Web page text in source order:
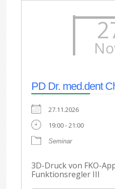
PD Dr. med.dent
27.11.2026
19:00 - 21:00
Seminar
3D-Druck von FKO-
Funktionsregler III